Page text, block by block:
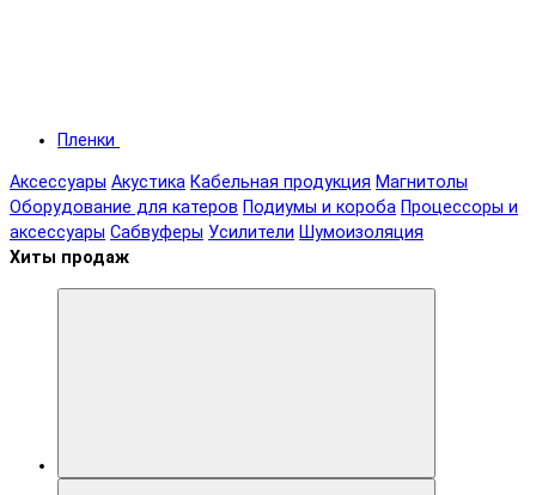
Пленки
Аксессуары Акустика Кабельная продукция Магнитолы
Оборудование для катеров Подиумы и короба Процессоры и
аксессуары Сабвуферы Усилители Шумоизоляция
Хиты продаж